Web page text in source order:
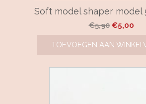
Soft model shaper model
€5,90
was:
€5,00
is:
TOEVOEGEN AAN